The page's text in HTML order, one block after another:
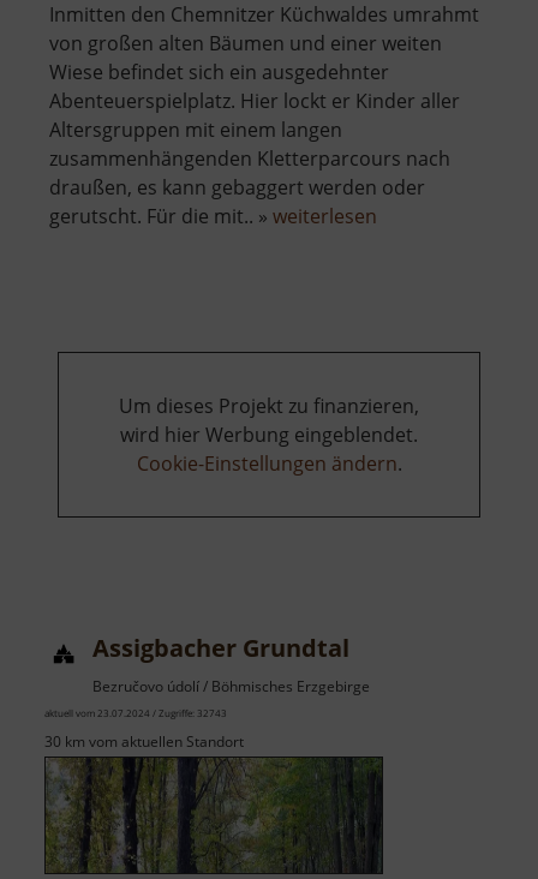
Inmitten den Chemnitzer Küchwaldes umrahmt
von großen alten Bäumen und einer weiten
Wiese befindet sich ein ausgedehnter
Abenteuerspielplatz. Hier lockt er Kinder aller
Altersgruppen mit einem langen
zusammenhängenden Kletterparcours nach
draußen, es kann gebaggert werden oder
gerutscht. Für die mit.. » weiterlesen
Um dieses Projekt zu finanzieren,
wird hier Werbung eingeblendet.
Cookie-Einstellungen ändern.
Assigbacher Grundtal
Bezručovo údolí / Böhmisches Erzgebirge
aktuell vom 23.07.2024 / Zugriffe: 32743
30 km vom aktuellen Standort